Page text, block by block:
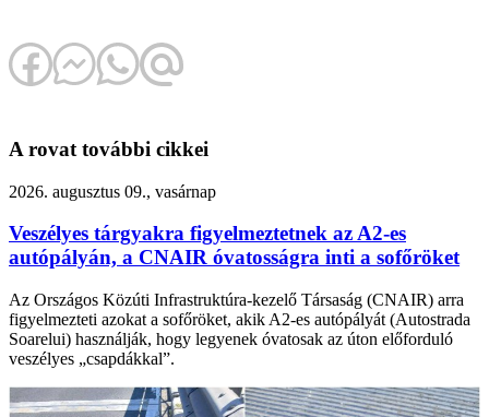
A rovat további cikkei
2026. augusztus 09., vasárnap
Veszélyes tárgyakra figyelmeztetnek az A2-es
autópályán, a CNAIR óvatosságra inti a sofőröket
Az Országos Közúti Infrastruktúra-kezelő Társaság (CNAIR) arra
figyelmezteti azokat a sofőröket, akik A2-es autópályát (Autostrada
Soarelui) használják, hogy legyenek óvatosak az úton előforduló
veszélyes „csapdákkal”.